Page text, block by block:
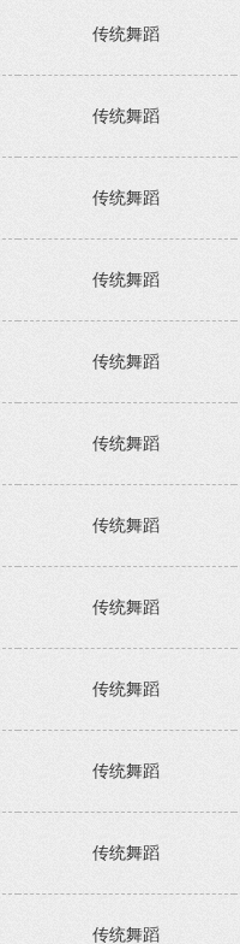
传统舞蹈
传统舞蹈
传统舞蹈
传统舞蹈
传统舞蹈
传统舞蹈
传统舞蹈
传统舞蹈
传统舞蹈
传统舞蹈
传统舞蹈
传统舞蹈